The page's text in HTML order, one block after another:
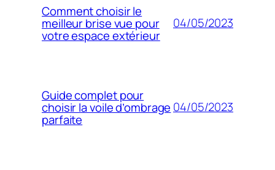
Comment choisir le
meilleur brise vue pour
votre espace extérieur
04/05/2023
Guide complet pour
choisir la voile d’ombrage
parfaite
04/05/2023